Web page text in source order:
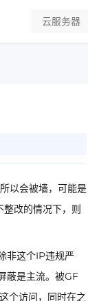
以会被墙，可能是
改的情况下，则
非这个IP违规严
蔽是主流。被GF
个访问，同时在之